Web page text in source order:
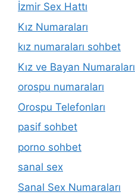
İzmir Sex Hattı
Kız Numaraları
kız numaraları sohbet
Kız ve Bayan Numaraları
orospu numaraları
Orospu Telefonları
pasif sohbet
porno sohbet
sanal sex
Sanal Sex Numaraları